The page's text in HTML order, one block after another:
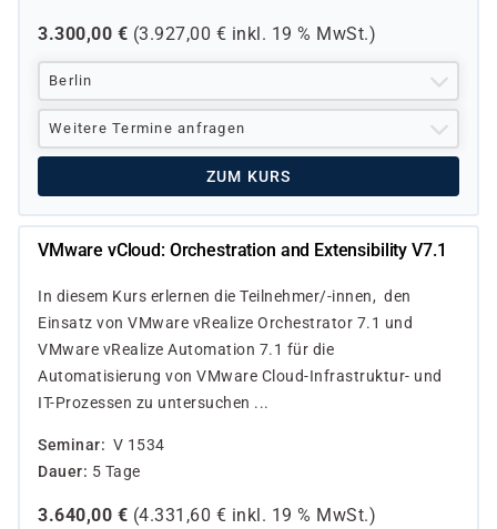
3.300,00 € (3.927,00 € inkl. 19 % MwSt.)
Berlin
Weitere Termine anfragen
ZUM KURS
VMware vCloud: Orchestration and Extensibility V7.1
In diesem Kurs erlernen die Teilnehmer/-innen, den
Einsatz von VMware vRealize Orchestrator 7.1 und
VMware vRealize Automation 7.1 für die
Automatisierung von VMware Cloud-Infrastruktur- und
IT-Prozessen zu untersuchen ...
Seminar
V 1534
Dauer
5 Tage
3.640,00 € (4.331,60 € inkl. 19 % MwSt.)